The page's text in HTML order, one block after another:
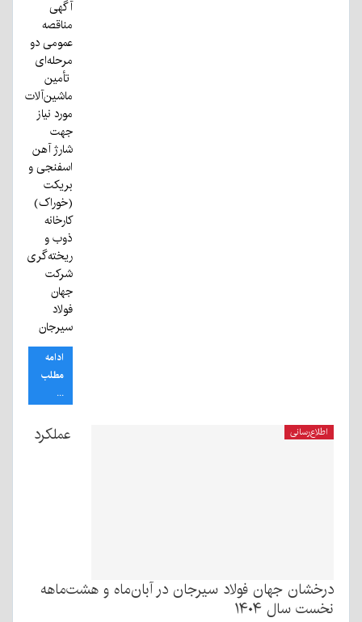
آگهی
مناقصه
عمومی دو
مرحله‌ای
تأمین
ماشین‌آلات
مورد نیاز
جهت
شارژ آهن
اسفنجی و
بریکت
(خوراک)
کارخانه
ذوب و
ریخته‌گری
شرکت
جهان
فولاد
سیرجان
ادامه
مطلب
...
اطلاع‌رسانی عملکرد
درخشان جهان فولاد سیرجان در آبان‌ماه و هشت‌ماهه
نخست سال ۱۴۰۴